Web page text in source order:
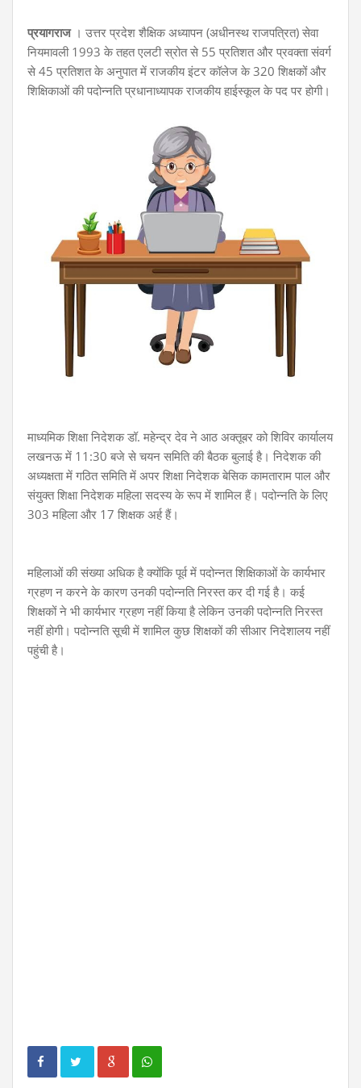
प्रयागराज। उत्तर प्रदेश शैक्षिक अध्यापन (अधीनस्थ राजपत्रित) सेवा
नियमावली 1993 के तहत एलटी स्रोत से 55 प्रतिशत और प्रवक्ता संवर्ग
से 45 प्रतिशत के अनुपात में राजकीय इंटर कॉलेज के 320 शिक्षकों और
शिक्षिकाओं की पदोन्नति प्रधानाध्यापक राजकीय हाईस्कूल के पद पर होगी।
माध्यमिक शिक्षा निदेशक डॉ. महेन्द्र देव ने आठ अक्तूबर को शिविर कार्यालय
लखनऊ में 11:30 बजे से चयन समिति की बैठक बुलाई है। निदेशक की
अध्यक्षता में गठित समिति में अपर शिक्षा निदेशक बेसिक कामताराम पाल और
संयुक्त शिक्षा निदेशक महिला सदस्य के रूप में शामिल हैं। पदोन्नति के लिए
303 महिला और 17 शिक्षक अर्ह हैं।
महिलाओं की संख्या अधिक है क्योंकि पूर्व में पदोन्नत शिक्षिकाओं के कार्यभार
ग्रहण न करने के कारण उनकी पदोन्नति निरस्त कर दी गई है। कई
शिक्षकों ने भी कार्यभार ग्रहण नहीं किया है लेकिन उनकी पदोन्नति निरस्त
नहीं होगी। पदोन्नति सूची में शामिल कुछ शिक्षकों की सीआर निदेशालय नहीं
पहुंची है।